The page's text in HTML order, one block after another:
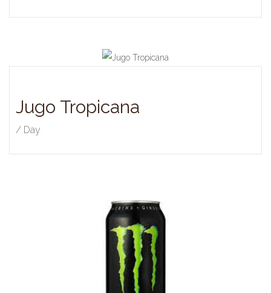
Jugo Tropicana
/ Day